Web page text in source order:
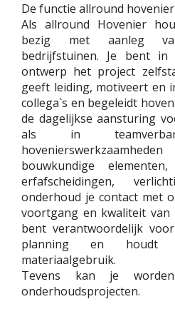
De functie allround
Als allround Hovenier
bezig met aanleg
bedrijfstuinen. Je bent
ontwerp het project
geeft leiding, motiveert en
collega`s en begeleidt
de dagelijkse aansturing
als in
bouwkundige
erfafscheidingen,
onderhoud je contact met
voortgang en kwaliteit van
bent verantwoordelijk
planning en
materiaalgebruik.
Tevens kan je
onderhoudsprojecten.